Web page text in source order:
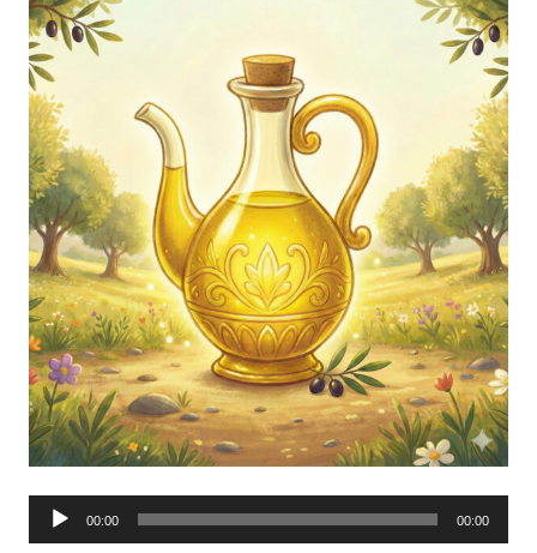
אודיו
00:00 00:00